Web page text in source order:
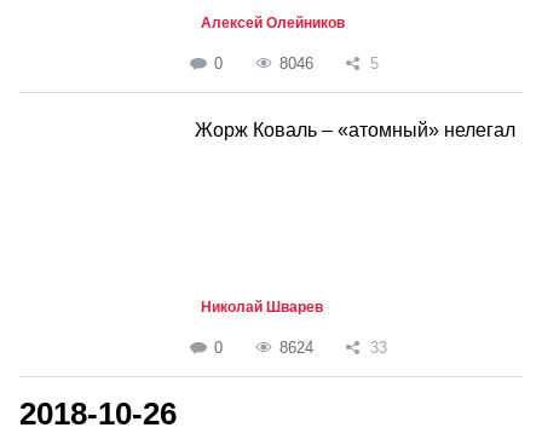
Алексей Олейников
0 8046 5
Жорж Коваль – «атомный» нелегал
Николай Шварев
0 8624 33
2018-10-26